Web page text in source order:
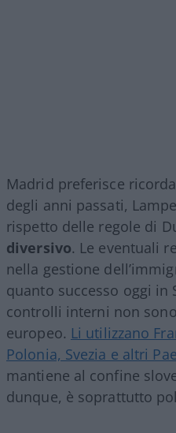
Madrid preferisce
degli anni passati,
rispetto delle regole di
diversivo. Le eventuali
nella gestione
quanto successo oggi in
controlli interni non
europeo. Li utilizzano
Polonia, Svezia e altri
mantiene al confine
dunque, è soprattutto